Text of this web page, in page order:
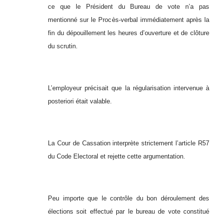
ce que le Président du Bureau de vote n’a pas
mentionné sur le Procès-verbal immédiatement après la
fin du dépouillement les heures d’ouverture et de clôture
du scrutin.
L’employeur précisait que la régularisation intervenue à
posteriori était valable.
La Cour de Cassation interprète strictement l’article R57
du Code Electoral et rejette cette argumentation.
Peu importe que le contrôle du bon déroulement des
élections soit effectué par le bureau de vote constitué